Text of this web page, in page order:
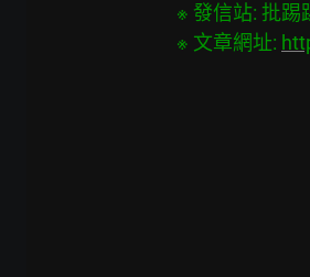
※ 發信站: 批踢
※ 文章網址: